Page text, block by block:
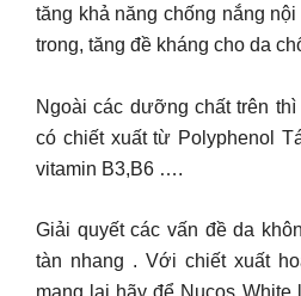
tăng khả năng chống nắng
trong, tăng đề kháng cho da
Ngoài các dưỡng chất trên
có chiết xuất từ Polyphenol
vitamin B3,B6 ….
Giải quyết các vấn đề da
tàn nhang . Với chiết xuất
mang lại hãy để Nucos White